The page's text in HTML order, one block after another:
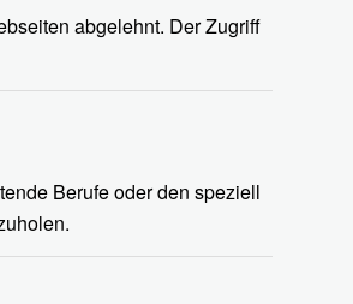
abgelehnt. Der Zugriff
Berufe oder den speziell